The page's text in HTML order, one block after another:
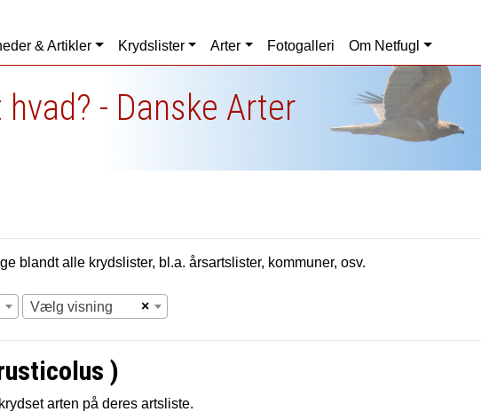
& Artikler Krydslister Arter Fotogalleri Om Netfugl
- Danske Arter
blandt alle krydslister, bl.a. årsartslister, kommuner, osv.
×
Vælg visning
)
arten på deres artsliste.